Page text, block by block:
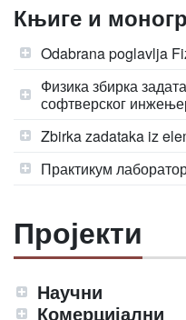
Књиге и
Odabrana poglavlja
Физика збирка
софтверског
Zbirka zadataka iz
Практикум
Пројекти
Научни
Комерцијални